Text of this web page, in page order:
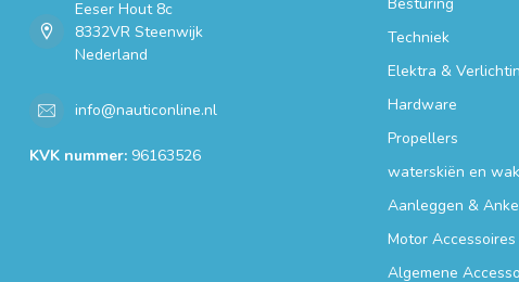
Eeser Hout 8c
8332VR Steenwijk
Nederland
info@nauticonline.nl
KVK nummer: 96163526
Techniek
Elektra &
Hardware
Propellers
waterskiën en
Aanleggen &
Motor Accessoires
Algemene